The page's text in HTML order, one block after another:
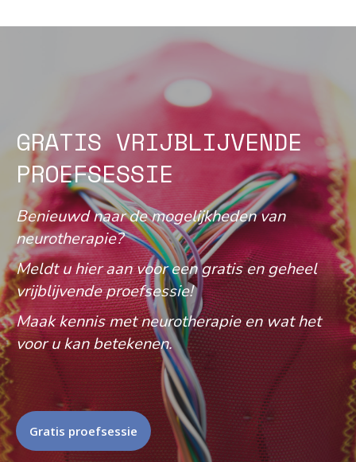
GRATIS VRIJBLIJVENDE
PROEFSESSIE
Benieuwd naar de mogelijkheden van
neurotherapie?
Meldt u hier aan voor een gratis en geheel
vrijblijvende proefsessie!
Maak kennis met neurotherapie en wat het
voor u kan betekenen.
Gratis proefsessie